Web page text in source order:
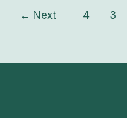
3
4
Next
←